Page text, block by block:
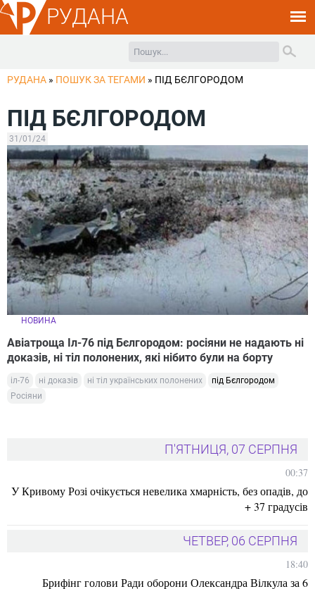
РУДАНА
РУДАНА » ПОШУК ЗА ТЕГАМИ » ПІД БЄЛГОРОДОМ
ПІД БЄЛГОРОДОМ
31/01/24
НОВИНА
Авіатроща Іл-76 під Бєлгородом: росіяни не надають ні
доказів, ні тіл полонених, які нібито були на борту
іл-76 ні доказів ні тіл українських полонених
під Бєлгородом
Росіяни
П'ЯТНИЦЯ, 07 СЕРПНЯ
00:37
У Кривому Розі очікується невелика хмарність, без опадів, до
+ 37 градусів
ЧЕТВЕР, 06 СЕРПНЯ
18:40
Брифінг голови Ради оборони Олександра Вілкула за 6